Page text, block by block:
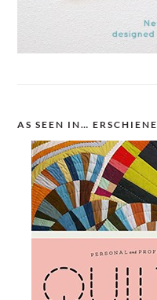
AS SEEN IN…